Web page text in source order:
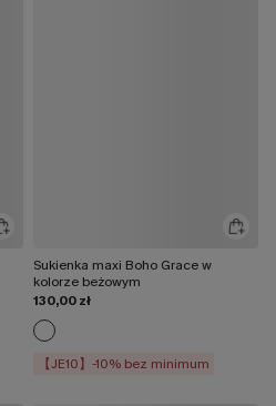
Sukienka maxi Boho Grace w
kolorze beżowym
130,00 zł
【JE10】-10% bez minimum